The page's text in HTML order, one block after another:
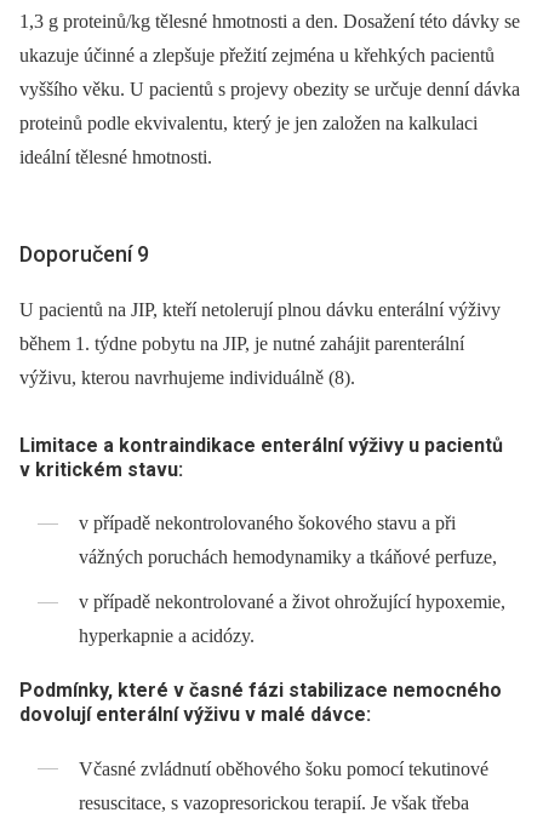
1,3 g proteinů/kg tělesné hmotnosti a den. Dosažení této dávky se
ukazuje účinné a zlepšuje přežití zejména u křehkých pacientů
vyššího věku. U pacientů s projevy obezity se určuje denní dávka
proteinů podle ekvivalentu, který je jen založen na kalkulaci
ideální tělesné hmotnosti.
Doporučení 9
U pacientů na JIP, kteří netolerují plnou dávku enterální výživy
během 1. týdne pobytu na JIP, je nutné zahájit parenterální
výživu, kterou navrhujeme individuálně (8).
Limitace a kontraindikace enterální výživy u pacientů
v kritickém stavu:
v případě nekontrolovaného šokového stavu a při
vážných poruchách hemodynamiky a tkáňové perfuze,
v případě nekontrolované a život ohrožující hypoxemie,
hyperkapnie a acidózy.
Podmínky, které v časné fázi stabilizace nemocného
dovolují enterální výživu v malé dávce:
Včasné zvládnutí oběhového šoku pomocí tekutinové
resuscitace, s vazopresorickou terapií. Je však třeba